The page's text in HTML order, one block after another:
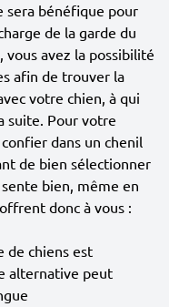
sera bénéfique pour
de la garde du
avez la possibilité
afin de trouver la
votre chien, à qui
suite. Pour votre
dans un chenil
de bien sélectionner
bien, même en
donc à vous :
de chiens est
alternative peut